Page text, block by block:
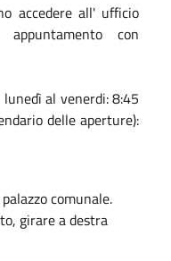
accedere all' ufficio
con
al venerdi: 8:45
delle aperture):
comunale.
girare a destra